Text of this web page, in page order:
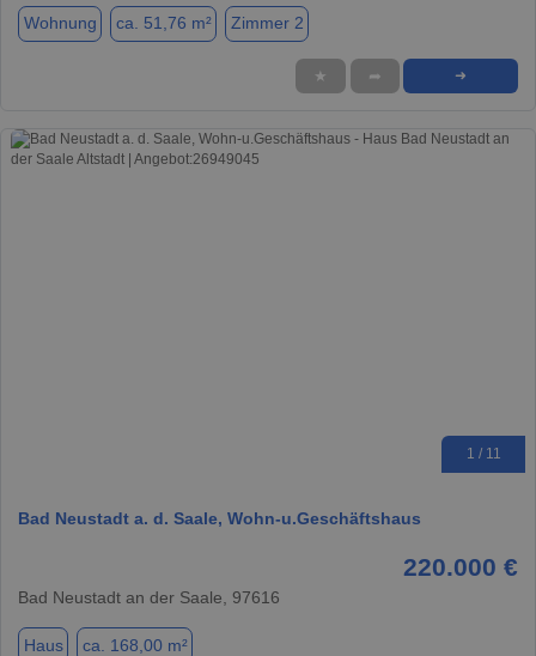
Wohnung ca. 51,76 m² Zimmer 2
★ ➦ ➜
1 / 11
Bad Neustadt a. d. Saale, Wohn-u.Geschäftshaus
220.000 €
Bad Neustadt an der Saale, 97616
Haus ca. 168,00 m²